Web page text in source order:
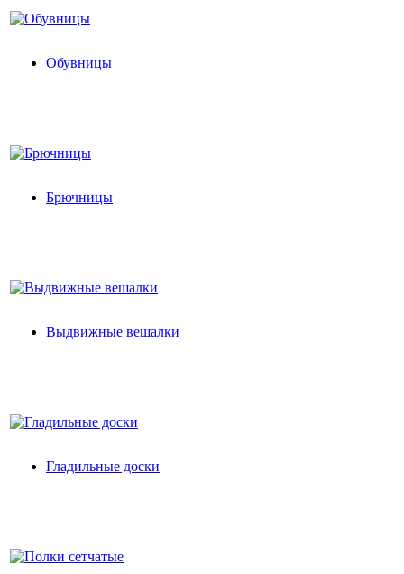
Обувницы
Брючницы
Выдвижные вешалки
Гладильные доски